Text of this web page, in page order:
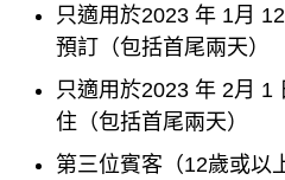
只適用於2023 年 1月
預訂（包括首尾兩天）
只適用於2023 年 2月 1
住（包括首尾兩天）
第三位賓客（12歲或以